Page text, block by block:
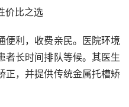
价比之选
便利，收费亲民。医院环境
者长时间排队等候。其医生
正，并提供传统金属托槽矫